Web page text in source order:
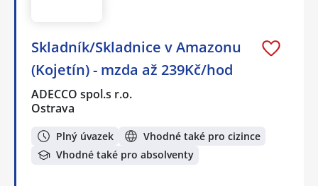
Skladník/Skladnice v Amazonu
(Kojetín) - mzda až 239Kč/hod
ADECCO spol.s r.o.
Ostrava
Plný úvazek
Vhodné také pro cizince
Vhodné také pro absolventy